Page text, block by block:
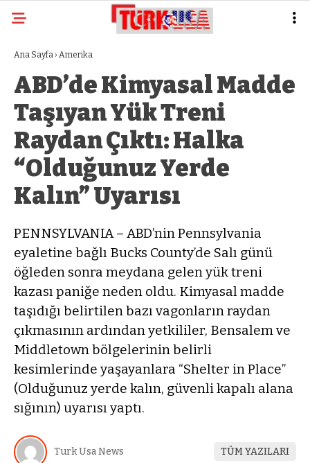
Ana Sayfa › Amerika
ABD’de Kimyasal Madde
Taşıyan Yük Treni
Raydan Çıktı: Halka
“Olduğunuz Yerde
Kalın” Uyarısı
PENNSYLVANIA – ABD’nin Pennsylvania
eyaletine bağlı Bucks County’de Salı günü
öğleden sonra meydana gelen yük treni
kazası paniğe neden oldu. Kimyasal madde
taşıdığı belirtilen bazı vagonların raydan
çıkmasının ardından yetkililer, Bensalem ve
Middletown bölgelerinin belirli
kesimlerinde yaşayanlara “Shelter in Place”
(Olduğunuz yerde kalın, güvenli kapalı alana
sığının) uyarısı yaptı.
Turk Usa News TÜM YAZILARI